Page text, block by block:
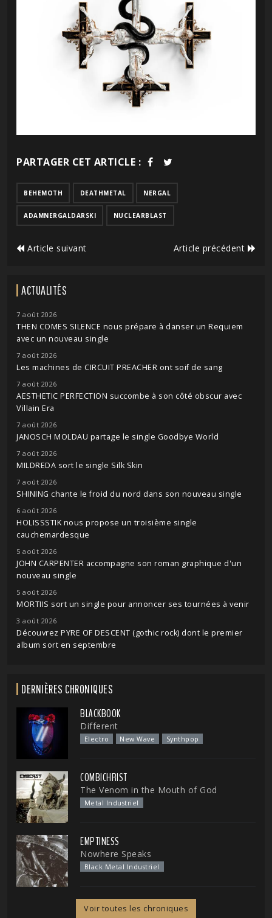
PARTAGER CET ARTICLE :
BEHEMOTH DEATHMETAL NERGAL
ADAMNERGALDARSKI NUCLEARBLAST
Article suivant Article précédent
ACTUALITÉS
7 août 2026
THEN COMES SILENCE nous prépare à danser un Requiem
avec un nouveau single
7 août 2026
Les machines de CIRCUIT PREACHER ont soif de sang
7 août 2026
AESTHETIC PERFECTION succombe à son côté obscur avec
Villain Era
7 août 2026
JANOSCH MOLDAU partage le single Goodbye World
7 août 2026
MILDREDA sort le single Silk Skin
7 août 2026
SHINING chante le froid du nord dans son nouveau single
6 août 2026
HOLISSSTIK nous propose un troisième single
cauchemardesque
5 août 2026
JOHN CARPENTER accompagne son roman graphique d'un
nouveau single
5 août 2026
MORTIIS sort un single pour annoncer ses tournées à venir
3 août 2026
Découvrez PYRE OF DESCENT (gothic rock) dont le premier
album sort en septembre
DERNIÈRES CHRONIQUES
BLACKBOOK
Different
Electro New Wave Synthpop
COMBICHRIST
The Venom in the Mouth of God
Metal Industriel
EMPTINESS
Nowhere Speaks
Black Metal Industriel
Voir toutes les chroniques